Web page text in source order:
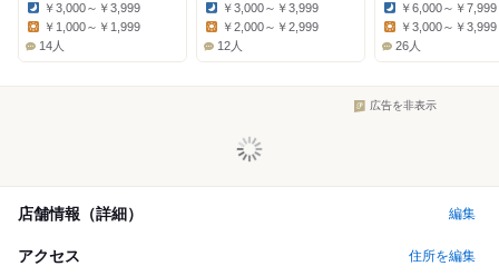
Dinner:
￥3,000～￥3,999
Lunch:
￥1,000～￥1,999
14人
Dinner:
￥3,000～￥3,999
Lunch:
￥2,000～￥2,999
12人
Dinner:
￥6,000～￥7,999
Lunch:
￥3,000～￥3,999
26人
広告を非表示
店舗情報（詳細） 編集
アクセス 住所を編集